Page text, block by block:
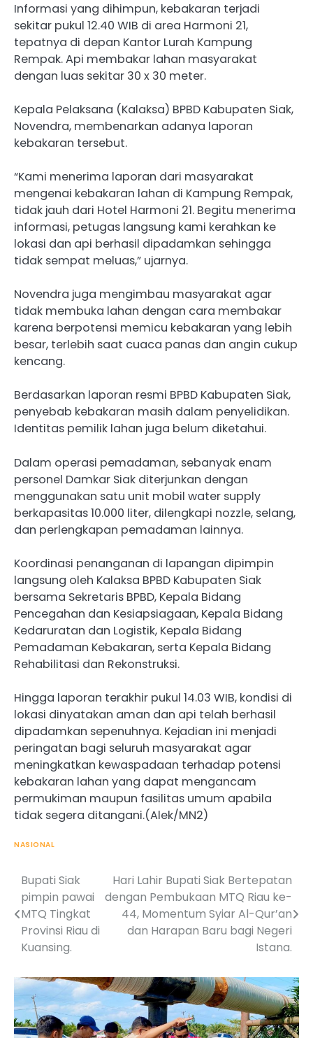
Informasi yang dihimpun, kebakaran terjadi
sekitar pukul 12.40 WIB di area Harmoni 21,
tepatnya di depan Kantor Lurah Kampung
Rempak. Api membakar lahan masyarakat
dengan luas sekitar 30 x 30 meter.
Kepala Pelaksana (Kalaksa) BPBD Kabupaten Siak,
Novendra, membenarkan adanya laporan
kebakaran tersebut.
“Kami menerima laporan dari masyarakat
mengenai kebakaran lahan di Kampung Rempak,
tidak jauh dari Hotel Harmoni 21. Begitu menerima
informasi, petugas langsung kami kerahkan ke
lokasi dan api berhasil dipadamkan sehingga
tidak sempat meluas,” ujarnya.
Novendra juga mengimbau masyarakat agar
tidak membuka lahan dengan cara membakar
karena berpotensi memicu kebakaran yang lebih
besar, terlebih saat cuaca panas dan angin cukup
kencang.
Berdasarkan laporan resmi BPBD Kabupaten Siak,
penyebab kebakaran masih dalam penyelidikan.
Identitas pemilik lahan juga belum diketahui.
Dalam operasi pemadaman, sebanyak enam
personel Damkar Siak diterjunkan dengan
menggunakan satu unit mobil water supply
berkapasitas 10.000 liter, dilengkapi nozzle, selang,
dan perlengkapan pemadaman lainnya.
Koordinasi penanganan di lapangan dipimpin
langsung oleh Kalaksa BPBD Kabupaten Siak
bersama Sekretaris BPBD, Kepala Bidang
Pencegahan dan Kesiapsiagaan, Kepala Bidang
Kedaruratan dan Logistik, Kepala Bidang
Pemadaman Kebakaran, serta Kepala Bidang
Rehabilitasi dan Rekonstruksi.
Hingga laporan terakhir pukul 14.03 WIB, kondisi di
lokasi dinyatakan aman dan api telah berhasil
dipadamkan sepenuhnya. Kejadian ini menjadi
peringatan bagi seluruh masyarakat agar
meningkatkan kewaspadaan terhadap potensi
kebakaran lahan yang dapat mengancam
permukiman maupun fasilitas umum apabila
tidak segera ditangani.(Alek/MN2)
NASIONAL
Post
navigation
Bupati Siak
pimpin pawai
MTQ Tingkat
Provinsi Riau di
Kuansing.
Hari Lahir Bupati Siak Bertepatan
dengan Pembukaan MTQ Riau ke-
44, Momentum Syiar Al-Qur’an
dan Harapan Baru bagi Negeri
Istana.